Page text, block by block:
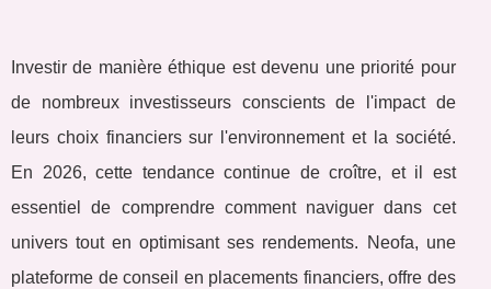
Investir de manière éthique est devenu une priorité pour
de nombreux investisseurs conscients de l'impact de
leurs choix financiers sur l'environnement et la société.
En 2026, cette tendance continue de croître, et il est
essentiel de comprendre comment naviguer dans cet
univers tout en optimisant ses rendements. Neofa, une
plateforme de conseil en placements financiers, offre des